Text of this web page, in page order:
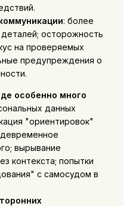
: более
осторожность
на проверяемых
предупреждения о
особенно много
данных
"ориентировок"
вырывание
контекста; попытки
с самосудом в